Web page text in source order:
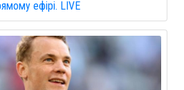
ефірі. LIVE